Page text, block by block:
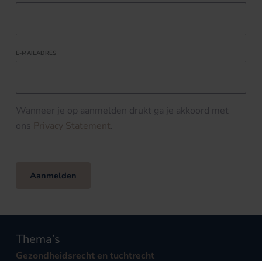
E-MAILADRES
Wanneer je op aanmelden drukt ga je akkoord met
ons Privacy Statement.
Aanmelden
Thema’s
Gezondheidsrecht en tuchtrecht